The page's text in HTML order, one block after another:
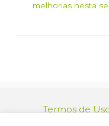
melhorias nesta
Termos de